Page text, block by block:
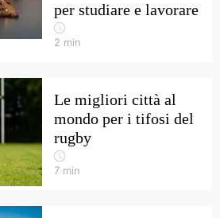
per studiare e lavorare
2 min
Le migliori città al
mondo per i tifosi del
rugby
7 min